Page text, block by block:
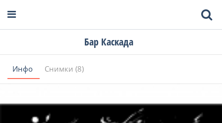
Бар Каскада
Инфо Снимки (8)